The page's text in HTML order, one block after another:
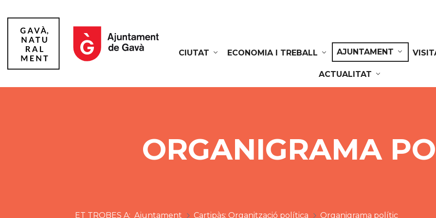
CIUTAT
ECONOMIA I TREBALL AJUNTAMENT
ACTUALITAT
ORGANIGRAMA
Ajuntament Cartipàs: Organització política Organigrama polític